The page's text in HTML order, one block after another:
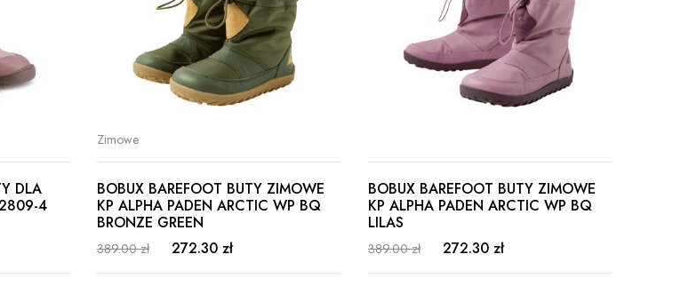
DLA
4
Zimowe
BOBUX BAREFOOT BUTY ZIMOWE
KP ALPHA PADEN ARCTIC WP BQ
BRONZE GREEN
389.00 zł 272.30 zł
BOBUX BAREFOOT BUTY ZIMOWE
KP ALPHA PADEN ARCTIC WP BQ
LILAS
389.00 zł 272.30 zł